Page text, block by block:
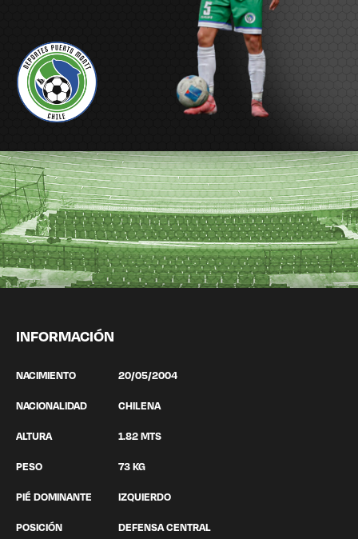
INFORMACIÓN
NACIMIENTO 20/05/2004
NACIONALIDAD CHILENA
ALTURA 1.82 MTS
PESO 73 KG
PIÉ DOMINANTE IZQUIERDO
POSICIÓN DEFENSA CENTRAL